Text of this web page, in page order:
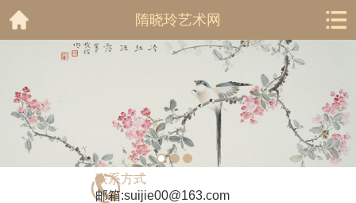
隋晓玲艺术网
联系方式
邮箱:suijie00@163.com